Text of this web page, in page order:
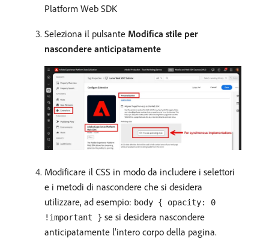
Platform Web SDK
Seleziona il pulsante Modifica stile per
nascondere anticipatamente
Modificare il CSS in modo da includere i selettori
e i metodi di nascondere che si desidera
utilizzare, ad esempio: body { opacity: 0
!important } se si desidera nascondere
anticipatamente l'intero corpo della pagina.